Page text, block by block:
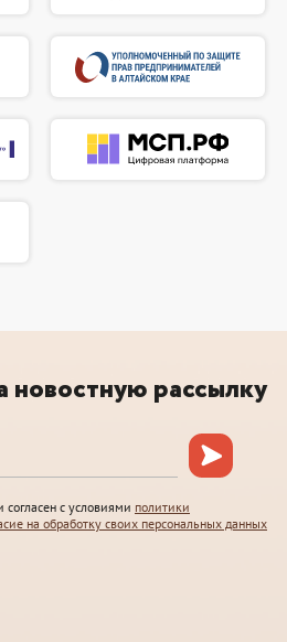
новостную рассылку
с условиями политики
на обработку своих персональных данных